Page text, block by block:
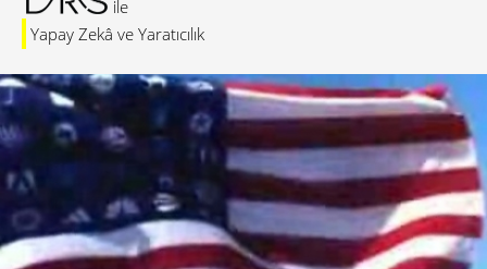
Yapay Zekâ ve Yaratıcılık